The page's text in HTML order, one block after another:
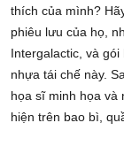
thích của mình?
phiêu lưu của họ,
Intergalactic, và
nhựa tái chế này.
họa sĩ minh họa và
hiện trên bao bì,